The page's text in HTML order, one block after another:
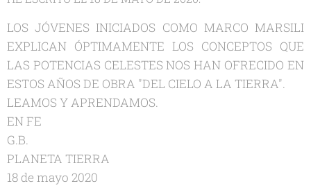
LOS JÓVENES INICIADOS COMO MARCO MARSILI
EXPLICAN ÓPTIMAMENTE LOS CONCEPTOS QUE
LAS POTENCIAS CELESTES NOS HAN OFRECIDO EN
ESTOS AÑOS DE OBRA "DEL CIELO A LA TIERRA".
LEAMOS Y APRENDAMOS.
EN FE
G.B.
PLANETA TIERRA
18 de mayo 2020